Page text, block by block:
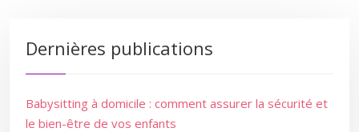
Dernières publications
Babysitting à domicile : comment assurer la sécurité et
le bien-être de vos enfants